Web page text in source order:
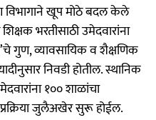
विभागाने खूप मोठे बदल केले
भरतीसाठी उमेदवारांना
गुण, व्यावसायिक व शैक्षणिक
निवडी होतील. स्थानिक
१०० शाळांचा
प्रक्रिया जुलैअखेर सुरू होईल.